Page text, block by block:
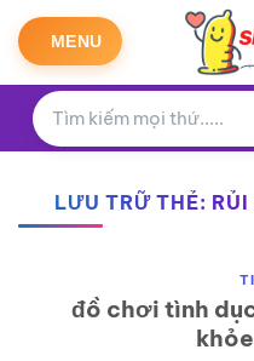
qua
dung
MENU
LƯU TRỮ THẺ: RỦI
đồ chơi tình